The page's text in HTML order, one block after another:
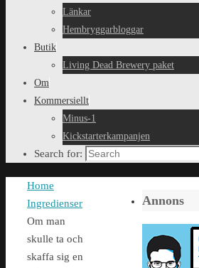
Länkar
Hembryggarbloggar
Butik
Living Dead Brewery paket
Om
Kommersiellt
Minus-1
Kickstarterkampanjen
Search for:
Home
Ingredienser
Om man
skulle ta och
skaffa sig en
Annons